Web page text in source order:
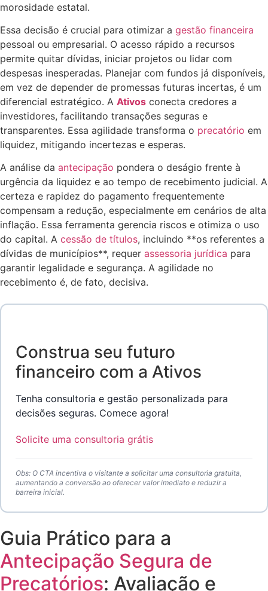
morosidade estatal.
Essa decisão é crucial para otimizar a gestão financeira
pessoal ou empresarial. O acesso rápido a recursos
permite quitar dívidas, iniciar projetos ou lidar com
despesas inesperadas. Planejar com fundos já disponíveis,
em vez de depender de promessas futuras incertas, é um
diferencial estratégico. A Ativos conecta credores a
investidores, facilitando transações seguras e
transparentes. Essa agilidade transforma o precatório em
liquidez, mitigando incertezas e esperas.
A análise da antecipação pondera o deságio frente à
urgência da liquidez e ao tempo de recebimento judicial. A
certeza e rapidez do pagamento frequentemente
compensam a redução, especialmente em cenários de alta
inflação. Essa ferramenta gerencia riscos e otimiza o uso
do capital. A cessão de títulos, incluindo **os referentes a
dívidas de municípios**, requer assessoria jurídica para
garantir legalidade e segurança. A agilidade no
recebimento é, de fato, decisiva.
Construa seu futuro
financeiro com a Ativos
Tenha consultoria e gestão personalizada para
decisões seguras. Comece agora!
Solicite uma consultoria grátis
Obs: O CTA incentiva o visitante a solicitar uma consultoria gratuita,
aumentando a conversão ao oferecer valor imediato e reduzir a
barreira inicial.
Guia Prático para a
Antecipação Segura de
Precatórios: Avaliação e